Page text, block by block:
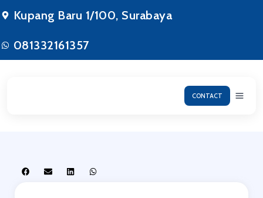
Kupang Baru 1/100, Surabaya
081332161357
CONTACT